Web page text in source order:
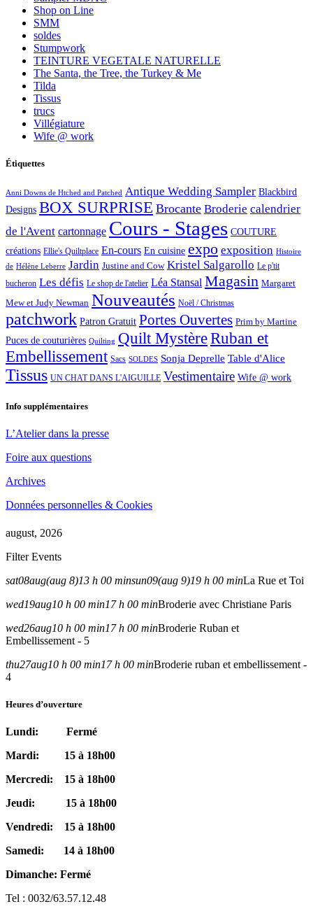
Shop on Line
SMM
soldes
Stumpwork
TEINTURE VEGETALE NATURELLE
The Santa, the Tree, the Turkey & Me
Tilda
Tissus
trucs
Villégiature
Wife @ work
Étiquettes
Anni Downs de Htched and Patched Antique Wedding Sampler Blackbird
Designs BOX SURPRISE Brocante Broderie calendrier
de l'Avent cartonnage Cours - Stages COUTURE
créations Ellie's Quiltplace En-cours En cuisine expo exposition Histoire
de Hélène Leberre Jardin Justine and Cow Kristel Salgarollo Le p'tit
bucheron Les défis Le shop de l'atelier Léa Stansal Magasin Margaret
Mew et Judy Newman Nouveautés Noël / Christmas
patchwork Patron Gratuit Portes Ouvertes Prim by Martine
Puces de couturières Quilting Quilt MystèreRuban et
Embellissement Sacs SOLDES Sonja Deprelle Table d'Alice
Tissus UN CHAT DANS L'AIGUILLE Vestimentaire Wife @ work
Info supplémentaires
L’Atelier dans la presse
Foire aux questions
Archives
Données personnelles & Cookies
august, 2026
Filter Events
sat08aug(aug 8)13 h 00 minsun09(aug 9)19 h 00 minLa Rue et Toi
wed19aug10 h 00 min17 h 00 minBroderie avec Christiane Paris
wed26aug10 h 00 min17 h 00 minBroderie Ruban et
Embellissement - 5
thu27aug10 h 00 min17 h 00 minBroderie ruban et embellissement -
4
Heures d’ouverture
Lundi: Fermé
Mardi: 15 à 18h00
Mercredi: 15 à 18h00
Jeudi: 15 à 18h00
Vendredi: 15 à 18h00
Samedi: 14 à 18h00
Dimanche: Fermé
Tel : 0032/63.57.12.48